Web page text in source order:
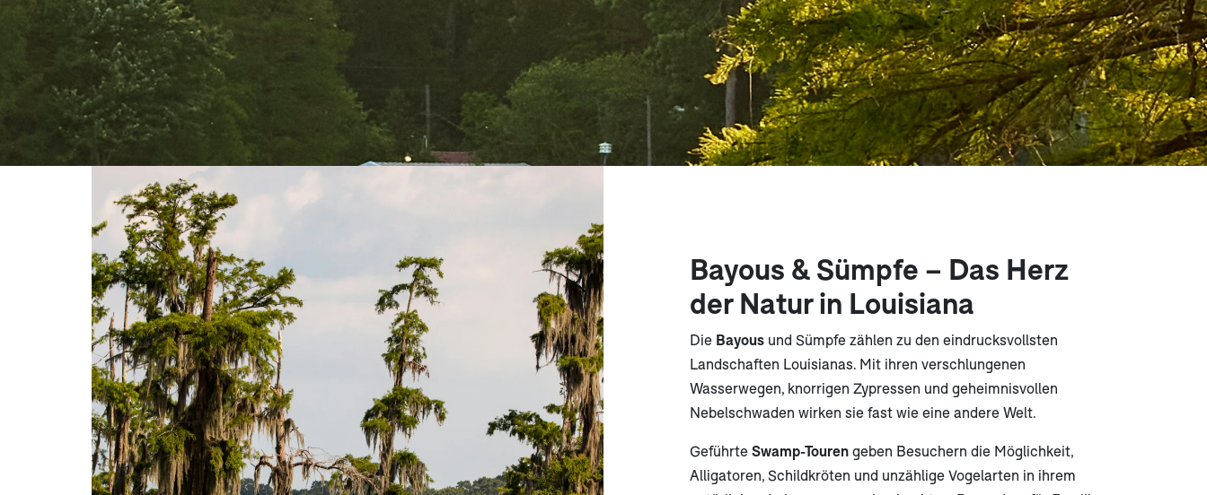
Bayous & Sümpfe – Das Herz
der Natur in Louisiana
Die Bayous und Sümpfe zählen zu den eindrucksvollsten
Landschaften Louisianas. Mit ihren verschlungenen
Wasserwegen, knorrigen Zypressen und geheimnisvollen
Nebelschwaden wirken sie fast wie eine andere Welt.
Geführte Swamp-Touren geben Besuchern die Möglichkeit,
Alligatoren, Schildkröten und unzählige Vogelarten in ihrem